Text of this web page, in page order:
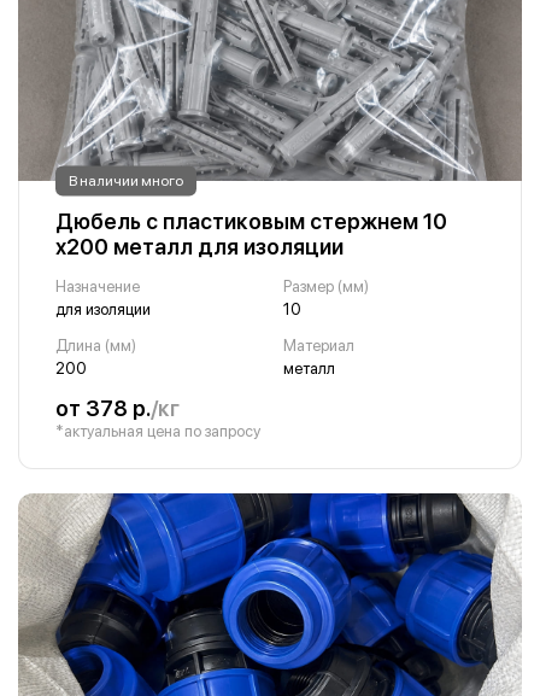
В наличии много
Дюбель с пластиковым стержнем 10
х200 металл для изоляции
Назначение
для изоляции
Размер (мм)
10
Длина (мм)
200
Материал
металл
от 378 р./кг
*актуальная цена по запросу